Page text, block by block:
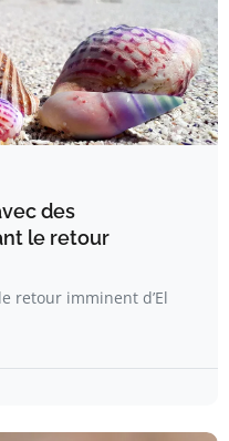
des
le retour
retour imminent d’El